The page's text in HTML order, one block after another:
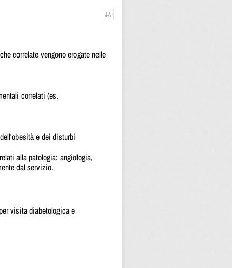
correlate vengono erogate nelle
correlati (es.
e dei disturbi
alla patologia: angiologia,
dal servizio.
visita diabetologica e